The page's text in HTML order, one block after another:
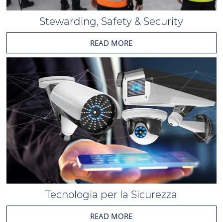
Stewarding, Safety & Security
READ MORE
Tecnologia per la Sicurezza
READ MORE